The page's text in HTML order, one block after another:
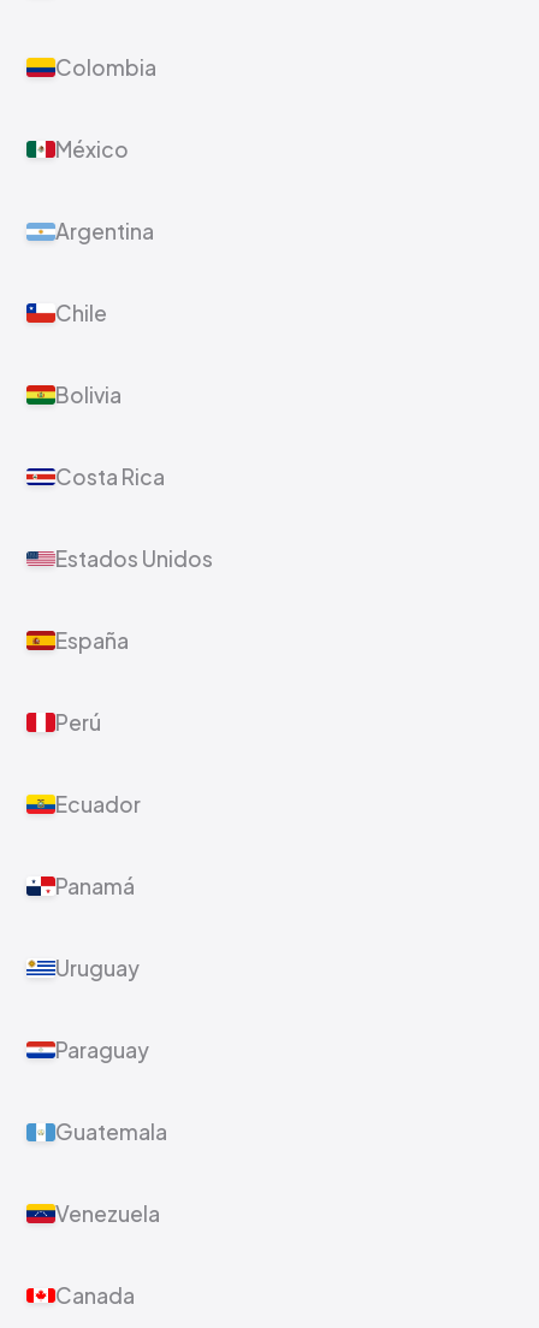
Colombia
México
Argentina
Chile
Bolivia
Costa Rica
Estados Unidos
España
Perú
Ecuador
Panamá
Uruguay
Paraguay
Guatemala
Venezuela
Canada